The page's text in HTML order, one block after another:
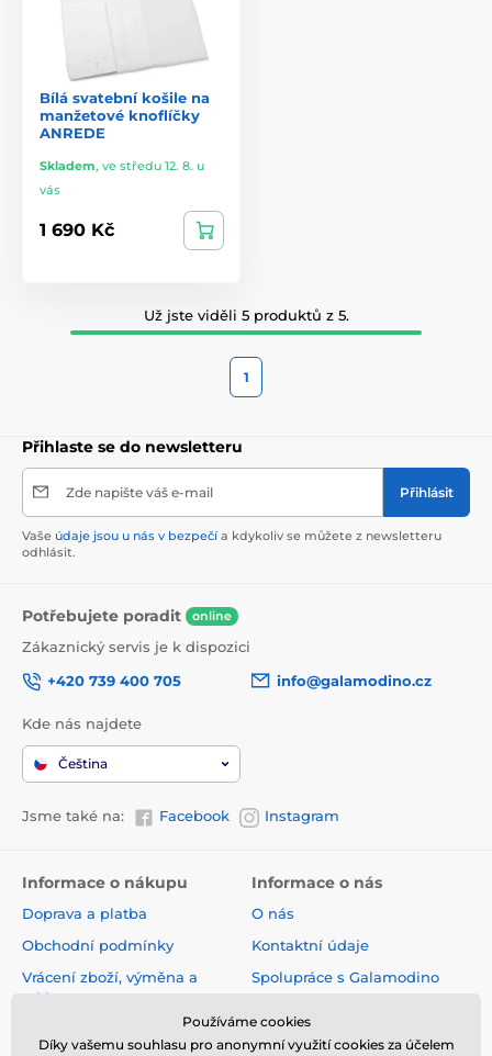
Bílá svatební košile na
manžetové knoflíčky
ANREDE
Skladem, ve středu 12. 8. u
vás
1 690 Kč
Už jste viděli 5 produktů z 5.
1
Přihlaste se do newsletteru
Zde napište váš e-mail Přihlásit
Vaše údaje jsou u nás v bezpečí a kdykoliv se můžete z newsletteru
odhlásit.
Potřebujete poradit online
Zákaznický servis je k dispozici
+420 739 400 705
info@galamodino.cz
Kde nás najdete
Čeština
Jsme také na: Facebook Instagram
Informace o nákupu
Doprava a platba
Obchodní podmínky
Vrácení zboží, výměna a
reklamace
Online vrácení a reklamace
Informace o nás
O nás
Kontaktní údaje
Spolupráce s Galamodino
údajů
Používáme cookies
Díky vašemu souhlasu pro anonymní využití cookies za účelem